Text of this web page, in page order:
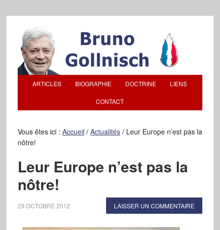
ARTICLES BIOGRAPHIE DOCTRINE LIENS
CONTACT
Vous êtes ici : Accueil / Actualités /Leur Europe n’est pas la
nôtre!
Leur Europe n’est pas la
nôtre!
29 OCTOBRE 2012 LAISSER UN COMMENTAIRE